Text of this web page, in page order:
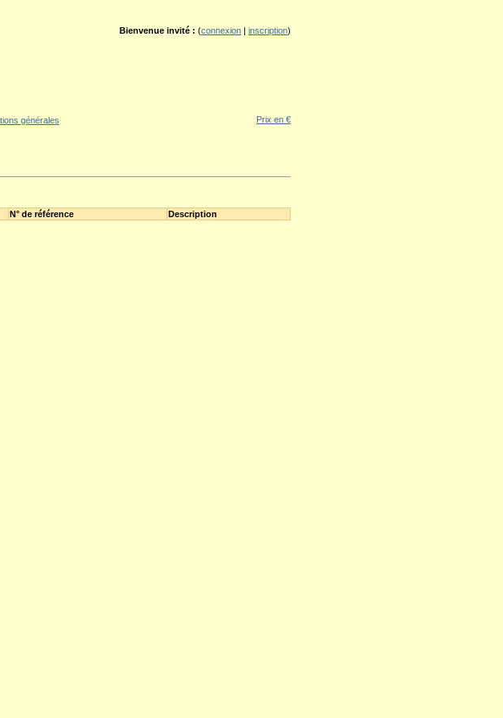
Bienvenue invité : (connexion | inscription)
générales Prix en €
N° de référence Description